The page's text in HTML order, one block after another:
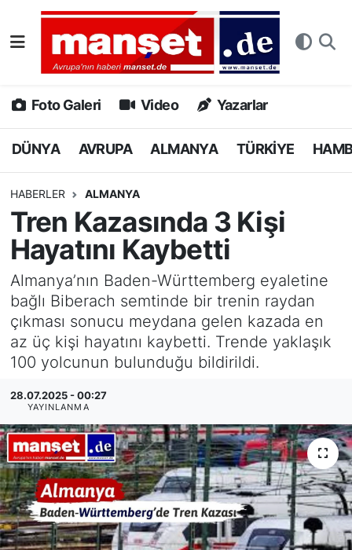
Foto Galeri Video Yazarlar
DÜNYA AVRUPA ALMANYA TÜRKİYE
HABERLER ALMANYA
Tren Kazasında 3 Kişi
Hayatını Kaybetti
Almanya’nın Baden-Württemberg eyaletine
bağlı Biberach semtinde bir trenin raydan
çıkması sonucu meydana gelen kazada en
az üç kişi hayatını kaybetti. Trende yaklaşık
100 yolcunun bulunduğu bildirildi.
28.07.2025 - 00:27
YAYINLANMA
DÜNYA
AVRUPA
ALMANYA
HAMBURG
SPOR
DEUTSCH
EKONOMİ
SAĞLIK
Nöbetçi Eczaneler
Hava Durumu
Namaz Vakitleri
Puan Durumu ve Fikstür
Tüm Manşetler
Son Dakika Haberleri
Haber Arşivi